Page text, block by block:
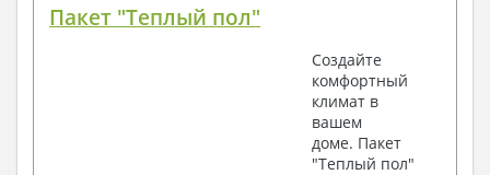
Пакет "Теплый пол"
Создайте
комфортный
климат в
вашем
доме. Пакет
"Теплый пол"